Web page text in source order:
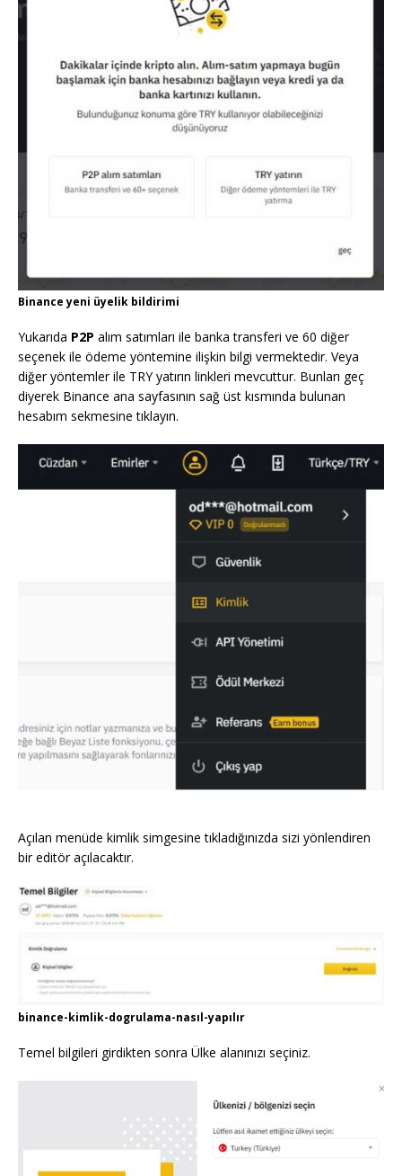
Binance yeni üyelik bildirimi
Yukarıda P2P alım satımları ile banka transferi ve 60 diğer
seçenek ile ödeme yöntemine ilişkin bilgi vermektedir. Veya
diğer yöntemler ile TRY yatırın linkleri mevcuttur. Bunları geç
diyerek Binance ana sayfasının sağ üst kısmında bulunan
hesabım sekmesine tıklayın.
Açılan menüde kimlik simgesine tıkladığınızda sizi yönlendiren
bir editör açılacaktır.
binance-kimlik-dogrulama-nasıl-yapılır
Temel bilgileri girdikten sonra Ülke alanınızı seçiniz.